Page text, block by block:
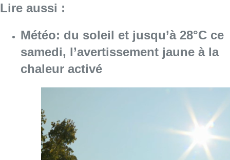
Lire aussi :
Météo: du soleil et jusqu’à 28°C ce
samedi, l’avertissement jaune à la
chaleur activé